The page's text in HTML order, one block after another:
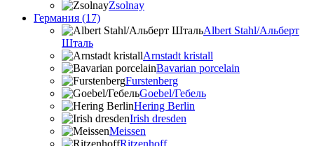
Zsolnay
Германия (17)
Albert Stahl/Альбеpт
Шталь
Arnstadt kristall
Bavarian porcelain
Furstenberg
Goebel/Гебель
Hering Berlin
Irish dresden
Meissen
Ritzenhoff